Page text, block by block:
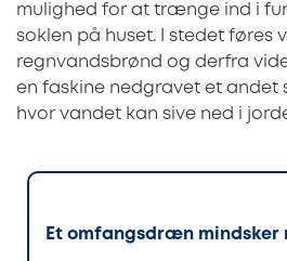
mulighed for at trænge ind i
soklen på huset. I stedet føres
regnvandsbrønd og derfra
en faskine nedgravet et andet
hvor vandet kan sive ned i
Et omfangsdræn mindsker